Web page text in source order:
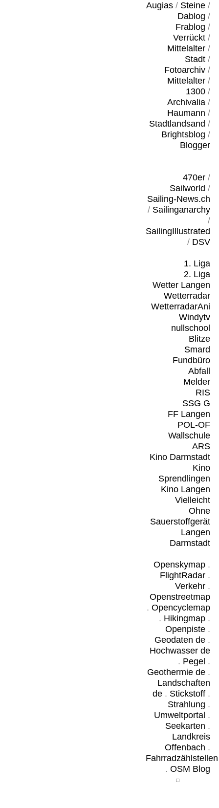
Augias/ Steine/
Dablog /
Frablog /
Verrückt/
Mittelalter/
Stadt/
Fotoarchiv/
Mittelalter/
1300/
Archivalia/
Haumann /
Stadtlandsand /
Brightsblog /
Blogger
470er/
Sailworld /
Sailing-News.ch
/ Sailinganarchy
/
SailingIllustrated
/ DSV
1. Liga
2. Liga
Wetter Langen
Wetterradar
WetterradarAni
Windytv
nullschool
Blitze
Smard
Fundbüro
Abfall
Melder
RIS
SSG G
FF Langen
POL-OF
Wallschule
ARS
Kino Darmstadt
Kino
Sprendlingen
Kino Langen
Vielleicht
Ohne
Sauerstoffgerät
Langen
Darmstadt
Openskymap.
FlightRadar.
Verkehr.
Openstreetmap
. Opencyclemap
. Hikingmap.
Openpiste.
Geodaten de.
Hochwasser de
. Pegel .
Geothermie de.
Landschaften
de. Stickstoff.
Strahlung .
Umweltportal .
Seekarten .
Landkreis
Offenbach .
Fahrradzählstellen
. OSM Blog